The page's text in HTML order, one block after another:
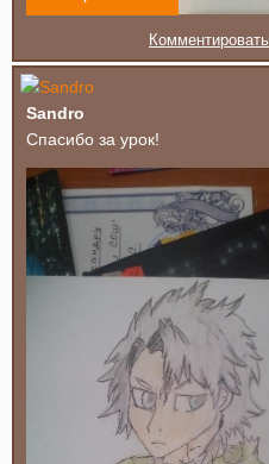
Комментировать
Sandro
Спасибо за урок!